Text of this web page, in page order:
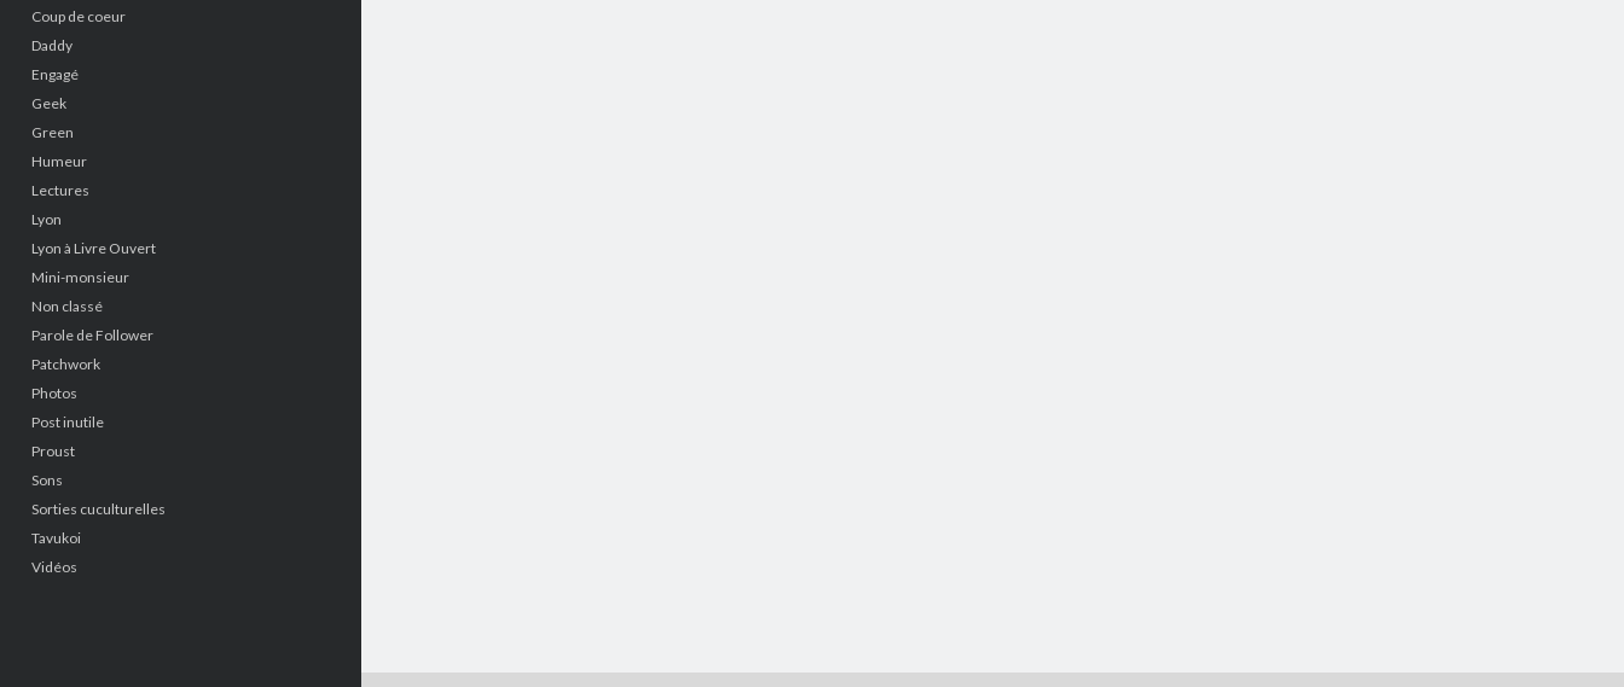
Coup de coeur
Daddy
Engagé
Geek
Green
Humeur
Lectures
Lyon
Lyon à Livre Ouvert
Mini-monsieur
Non classé
Parole de Follower
Patchwork
Photos
Post inutile
Proust
Sons
Sorties cuculturelles
Tavukoi
Vidéos